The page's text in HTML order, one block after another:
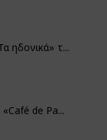
ηδονικά» τ...
de Pa...